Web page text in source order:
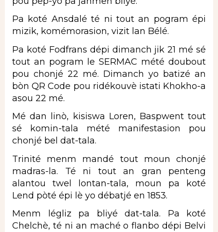
Pa koté Ansdalé té ni tout an pogram épi
mizik, komémorasion, vizit lan Bélé.
Pa koté Fodfrans dépi dimanch jik 21 mé sé
tout an pogram le SERMAC mété doubout
pou chonjé 22 mé. Dimanch yo batizé an
bòn QR Code pou ridékouvè istati Khokho-a
asou 22 mé.
Mé dan linò, kisiswa Loren, Baspwent tout
sé komin-tala mété manifestasion pou
chonjé bel dat-tala.
Trinité menm mandé tout moun chonjé
madras-la. Té ni tout an gran penteng
alantou twel lontan-tala, moun pa koté
Lend pòté épi lè yo débatjé en 1853.
Menm légliz pa bliyé dat-tala. Pa koté
Chelchè, té ni an maché o flanbo dépi Belvi